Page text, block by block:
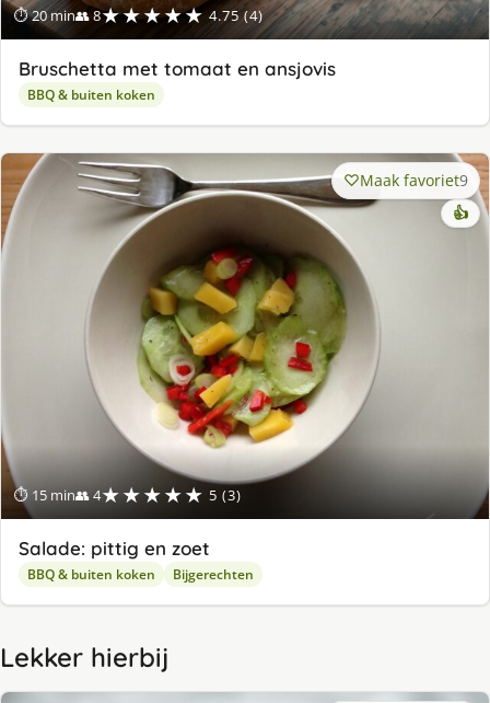
⏱ 20 min👥 8★★★★★ 4.75 (4)
Bruschetta met tomaat en ansjovis
BBQ & buiten koken
⏱ 15 min👥 4★★★★★ 5 (3)
Maak favoriet9
👍
Salade: pittig en zoet
BBQ & buiten koken Bijgerechten
Lekker hierbij